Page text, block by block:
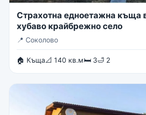
Страхотна едноетажна къща
хубаво крайбрежно село
📍 Соколово
🏠 Къща📐 140 кв.м🛏 3🛁 2